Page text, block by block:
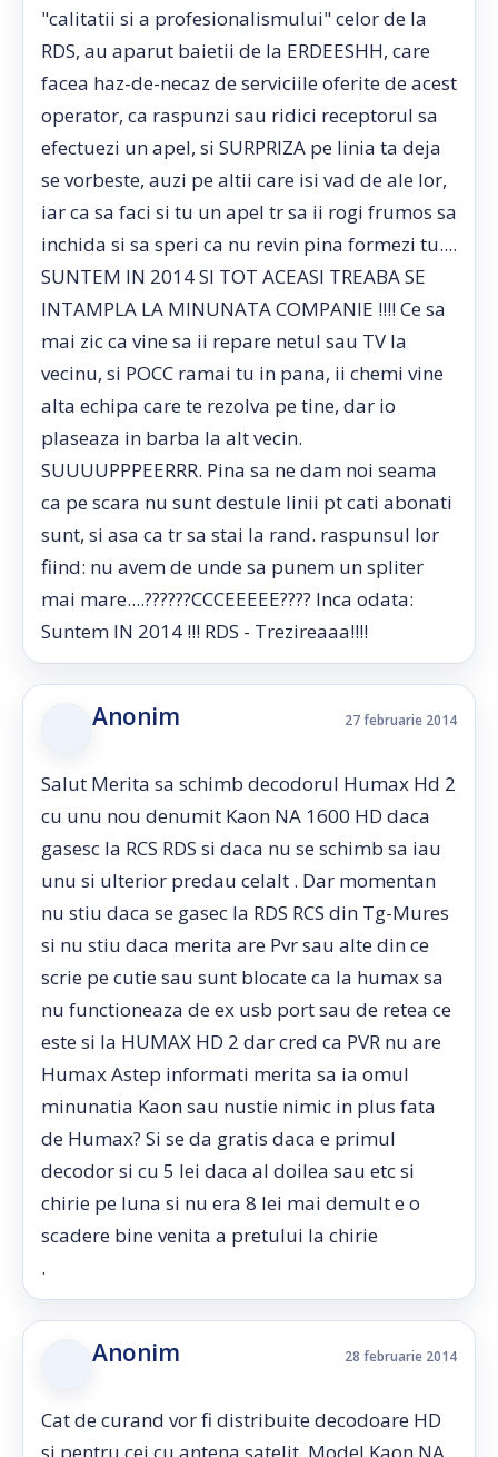
"calitatii si a profesionalismului" celor de la
RDS, au aparut baietii de la ERDEESHH, care
facea haz-de-necaz de serviciile oferite de acest
operator, ca raspunzi sau ridici receptorul sa
efectuezi un apel, si SURPRIZA pe linia ta deja
se vorbeste, auzi pe altii care isi vad de ale lor,
iar ca sa faci si tu un apel tr sa ii rogi frumos sa
inchida si sa speri ca nu revin pina formezi tu....
SUNTEM IN 2014 SI TOT ACEASI TREABA SE
INTAMPLA LA MINUNATA COMPANIE !!!! Ce sa
mai zic ca vine sa ii repare netul sau TV la
vecinu, si POCC ramai tu in pana, ii chemi vine
alta echipa care te rezolva pe tine, dar io
plaseaza in barba la alt vecin.
SUUUUPPPEERRR. Pina sa ne dam noi seama
ca pe scara nu sunt destule linii pt cati abonati
sunt, si asa ca tr sa stai la rand. raspunsul lor
fiind: nu avem de unde sa punem un spliter
mai mare....??????CCCEEEEE???? Inca odata:
Suntem IN 2014 !!! RDS - Trezireaaa!!!!
Anonim 27 februarie 2014
Salut Merita sa schimb decodorul Humax Hd 2
cu unu nou denumit Kaon NA 1600 HD daca
gasesc la RCS RDS si daca nu se schimb sa iau
unu si ulterior predau celalt . Dar momentan
nu stiu daca se gasec la RDS RCS din Tg-Mures
si nu stiu daca merita are Pvr sau alte din ce
scrie pe cutie sau sunt blocate ca la humax sa
nu functioneaza de ex usb port sau de retea ce
este si la HUMAX HD 2 dar cred ca PVR nu are
Humax Astep informati merita sa ia omul
minunatia Kaon sau nustie nimic in plus fata
de Humax? Si se da gratis daca e primul
decodor si cu 5 lei daca al doilea sau etc si
chirie pe luna si nu era 8 lei mai demult e o
scadere bine venita a pretului la chirie
.
Anonim 28 februarie 2014
Cat de curand vor fi distribuite decodoare HD